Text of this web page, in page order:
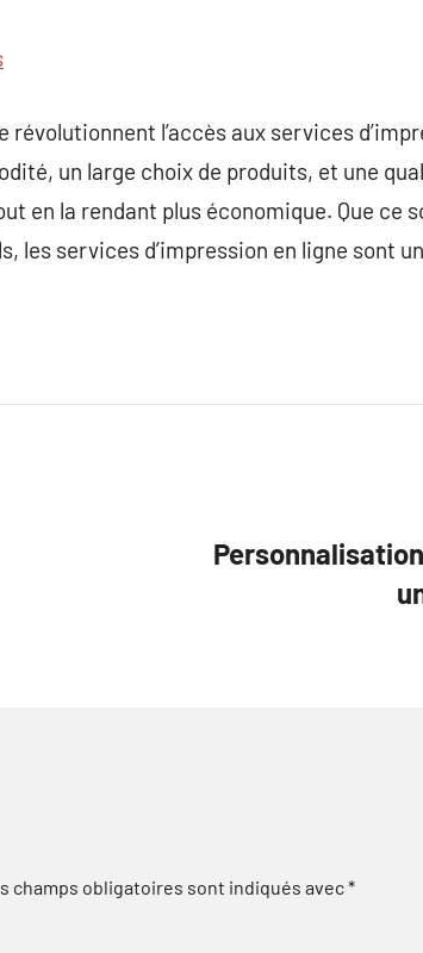
l’accès aux services
un large choix de produits, et une
en la rendant plus économique. Que ce
les services d’impression en ligne sont
champs obligatoires sont indiqués avec*